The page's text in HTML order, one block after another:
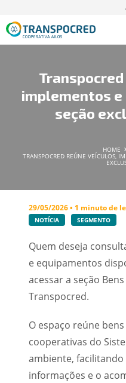
implementos
seção
HOME
TRANSPOCRED REÚNE VEÍCULOS,
29/05/2026 • 1 minuto de
NOTÍCIA SEGMENTO
Quem deseja
e equipamentos
acessar a seção
Transpocred.
O espaço reúne
cooperativas do
ambiente, facilitando
informações e o